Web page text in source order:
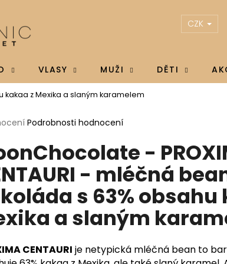
VLASY MUŽI DĚTI
CZK
kakaa z Mexika a slaným karamelem
Podrobnosti hodnocení
-
- mléčná
s 63% obsahu
a slaným
CENTAURI je netypická mléčná bean to
BRAINMAX VITAMIN D3 & K2®, D3 4000